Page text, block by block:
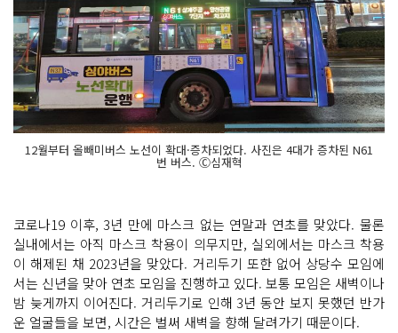
12월부터 올빼미버스 노선이 확대·증차되었다. 사진은 4대가 증차된 N61
번 버스. Ⓒ심재혁
코로나19 이후, 3년 만에 마스크 없는 연말과 연초를 맞았다. 물론
실내에서는 아직 마스크 착용이 의무지만, 실외에서는 마스크 착용
이 해제된 채 2023년을 맞았다. 거리두기 또한 없어 상당수 모임에
서는 신년을 맞아 연초 모임을 진행하고 있다. 보통 모임은 새벽이나
밤 늦게까지 이어진다. 거리두기로 인해 3년 동안 보지 못했던 반가
운 얼굴들을 보면, 시간은 벌써 새벽을 향해 달려가기 때문이다.